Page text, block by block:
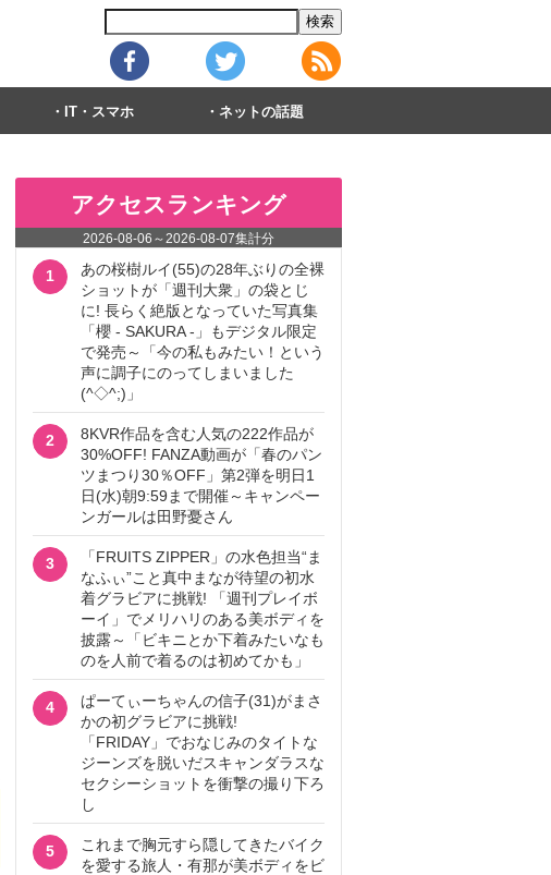
IT・スマホ ネットの話題
アクセスランキング
2026-08-06 ～2026-08-07集計分
1
あの桜樹ルイ(55)の28年ぶりの全裸
ショットが「週刊大衆」の袋とじ
に! 長らく絶版となっていた写真集
「櫻 - SAKURA -」もデジタル限定
で発売～「今の私もみたい！という
声に調子にのってしまいました
(^◇^;)」
2
8KVR作品を含む人気の222作品が
30%OFF! FANZA動画が「春のパン
ツまつり30％OFF」第2弾を明日1
日(水)朝9:59まで開催～キャンペー
ンガールは田野憂さん
3
「FRUITS ZIPPER」の水色担当“ま
なふぃ”こと真中まなが待望の初水
着グラビアに挑戦! 「週刊プレイボ
ーイ」でメリハリのある美ボディを
披露～「ビキニとか下着みたいなも
のを人前で着るのは初めてかも」
4
ぱーてぃーちゃんの信子(31)がまさ
かの初グラビアに挑戦!
「FRIDAY」でおなじみのタイトな
ジーンズを脱いだスキャンダラスな
セクシーショットを衝撃の撮り下ろ
し
5
これまで胸元すら隠してきたバイク
を愛する旅人・有那が美ボディをビ